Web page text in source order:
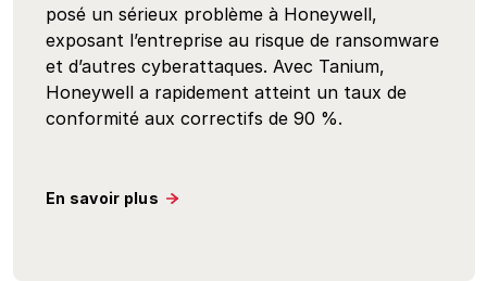
posé un sérieux problème à Honeywell,
exposant l’entreprise au risque de ransomware
et d’autres cyberattaques. Avec Tanium,
Honeywell a rapidement atteint un taux de
conformité aux correctifs de 90 %.
En savoir plus